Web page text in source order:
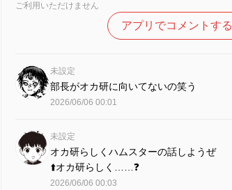
ご利用いただけません
アプリでコメントする
未設定
部長がオカ研に向いてないの笑う
2026/06/06 00:01
未設定
オカ研らしくハムスターの話しようぜ
⬆️オカ研らしく……❓
2026/06/06 00:03